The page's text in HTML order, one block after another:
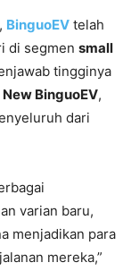
, BinguoEV telah
di segmen small
tingginya
New BinguoEV,
dari
varian baru,
menjadikan para
mereka,”